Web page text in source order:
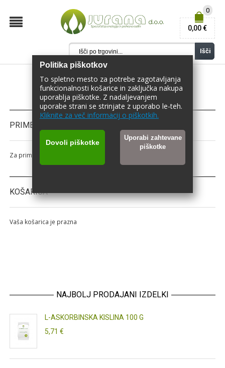
Politika piškotkov
To spletno mesto za potrebe zagotavljanja
funkcionalnosti košarice in zaključka nakupa
uporablja piškotke. Z nadaljevanjem
uporabe strani se strinjate z uporabo le-teh.
Kliknite za več informacij o piškotkih.
Dovoli piškotke
Uporabi zahtevane
piškotke
Išči
0
0,00 €
PRIMERJAJ IZDELKE
Za primerjavo nimate izbranega nobenega izdelka.
KOŠARICA
Vaša košarica je prazna
NAJBOLJ PRODAJANI IZDELKI
L-ASKORBINSKA KISLINA 100 G
5,71 €